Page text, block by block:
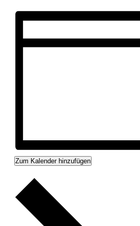
Zum Kalender hinzufügen